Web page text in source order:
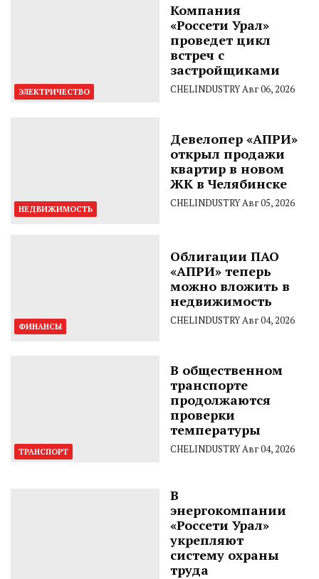
ЭЛЕКТРИЧЕСТВО
Компания
«Россети Урал»
проведет цикл
встреч с
застройщиками
CHELINDUSTRYАвг 06, 2026
НЕДВИЖИМОСТЬ
Девелопер «АПРИ»
открыл продажи
квартир в новом
ЖК в Челябинске
CHELINDUSTRYАвг 05, 2026
ФИНАНСЫ
Облигации ПАО
«АПРИ» теперь
можно вложить в
недвижимость
CHELINDUSTRYАвг 04, 2026
ТРАНСПОРТ
В общественном
транспорте
продолжаются
проверки
температуры
CHELINDUSTRYАвг 04, 2026
В
энергокомпании
«Россети Урал»
укрепляют
систему охраны
труда